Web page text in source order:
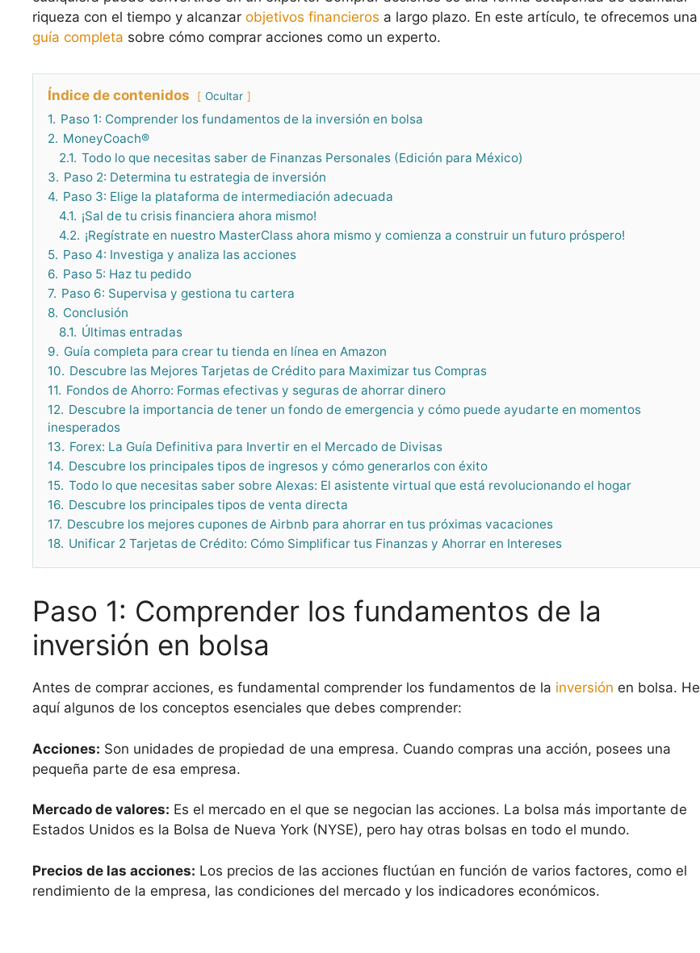
riqueza con el tiempo y alcanzar objetivos financieros a largo plazo. En este artículo, te ofrecemos una
guía completa sobre cómo comprar acciones como un experto.
Índice de contenidos Ocultar
1. Paso 1: Comprender los fundamentos de la inversión en bolsa
2. MoneyCoach®
2.1. Todo lo que necesitas saber de Finanzas Personales (Edición para México)
3. Paso 2: Determina tu estrategia de inversión
4. Paso 3: Elige la plataforma de intermediación adecuada
4.1. ¡Sal de tu crisis financiera ahora mismo!
4.2. ¡Regístrate en nuestro MasterClass ahora mismo y comienza a construir un futuro próspero!
5. Paso 4: Investiga y analiza las acciones
6. Paso 5: Haz tu pedido
7. Paso 6: Supervisa y gestiona tu cartera
8. Conclusión
8.1. Últimas entradas
9. Guía completa para crear tu tienda en línea en Amazon
10. Descubre las Mejores Tarjetas de Crédito para Maximizar tus Compras
11. Fondos de Ahorro: Formas efectivas y seguras de ahorrar dinero
12. Descubre la importancia de tener un fondo de emergencia y cómo puede ayudarte en momentos
inesperados
13. Forex: La Guía Definitiva para Invertir en el Mercado de Divisas
14. Descubre los principales tipos de ingresos y cómo generarlos con éxito
15. Todo lo que necesitas saber sobre Alexas: El asistente virtual que está revolucionando el hogar
16. Descubre los principales tipos de venta directa
17. Descubre los mejores cupones de Airbnb para ahorrar en tus próximas vacaciones
18. Unificar 2 Tarjetas de Crédito: Cómo Simplificar tus Finanzas y Ahorrar en Intereses
Paso 1: Comprender los fundamentos de la
inversión en bolsa
Antes de comprar acciones, es fundamental comprender los fundamentos de la inversión en bolsa. He
aquí algunos de los conceptos esenciales que debes comprender:
Acciones: Son unidades de propiedad de una empresa. Cuando compras una acción, posees una
pequeña parte de esa empresa.
Mercado de valores: Es el mercado en el que se negocian las acciones. La bolsa más importante de
Estados Unidos es la Bolsa de Nueva York (NYSE), pero hay otras bolsas en todo el mundo.
Precios de las acciones: Los precios de las acciones fluctúan en función de varios factores, como el
rendimiento de la empresa, las condiciones del mercado y los indicadores económicos.